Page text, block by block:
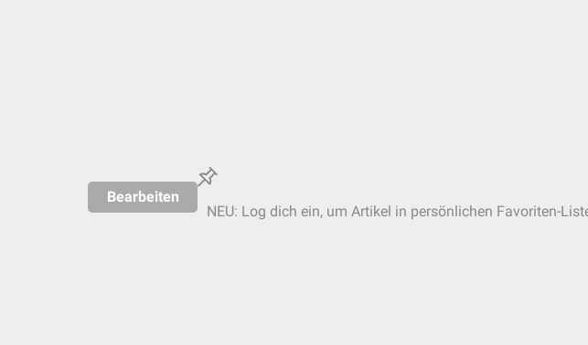
Bearbeiten
NEU: Log dich ein, um Artikel in persönlichen Favoriten-